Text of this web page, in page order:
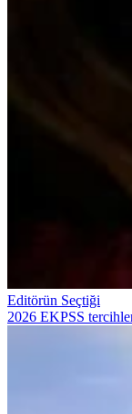
Editörün Seçtiği
2026 EKPSS